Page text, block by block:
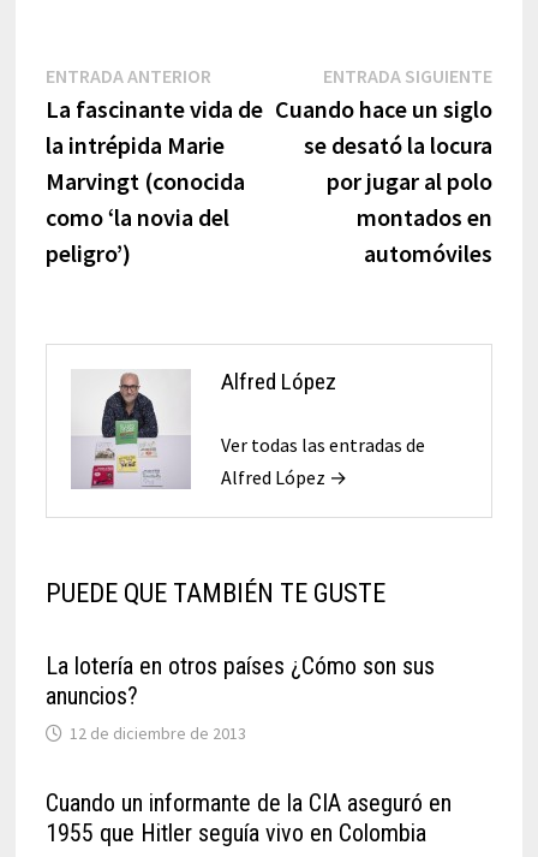
Navegación
de
entradas
ENTRADA ANTERIOREntrada
anterior:
La fascinante vida de
la intrépida Marie
Marvingt (conocida
como ‘la novia del
peligro’)
ENTRADA SIGUIENTE
Cuando hace un siglo
se desató la locura
por jugar al polo
montados en
automóviles
Alfred López
Ver todas las entradas de
Alfred López →
PUEDE QUE TAMBIÉN TE GUSTE
La lotería en otros países ¿Cómo son sus
anuncios?
12 de diciembre de 2013
Cuando un informante de la CIA aseguró en
1955 que Hitler seguía vivo en Colombia